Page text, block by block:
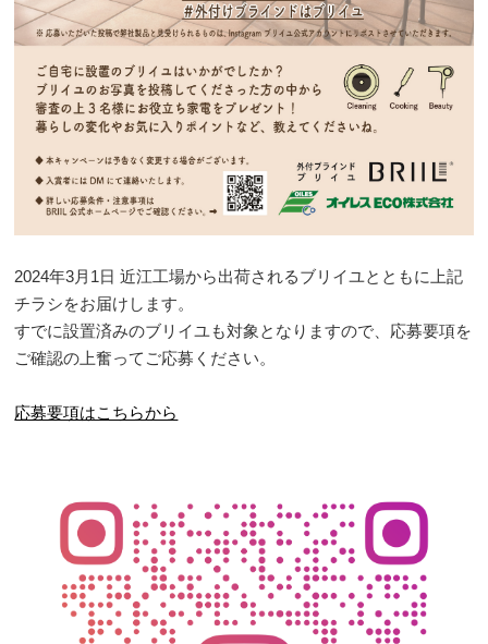
2024年3月1日 近江工場から出荷されるブリイユとともに上記
チラシをお届けします。
すでに設置済みのブリイユも対象となりますので、応募要項を
ご確認の上奮ってご応募ください。
応募要項はこちらから